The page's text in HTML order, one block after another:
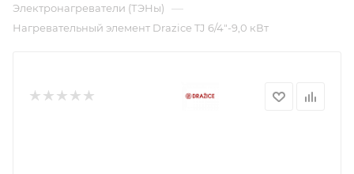
Электронагреватели (ТЭНы) —
Нагревательный элемент Drazice TJ 6/4"-9,0 кВт